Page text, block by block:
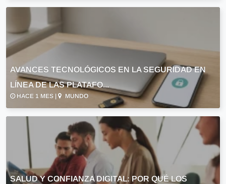
AVANCES TECNOLÓGICOS EN LA SEGURIDAD EN
LÍNEA DE LAS PLATAFO...
HACE 1 MES | MUNDO
SALUD Y CONFIANZA DIGITAL: POR QUÉ LOS